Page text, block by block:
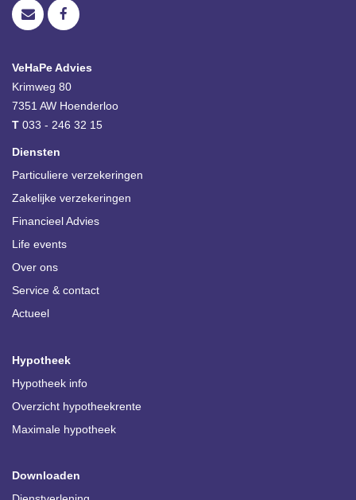
VeHaPe Advies
Krimweg 80
7351 AW Hoenderloo
T 033 - 246 32 15
Diensten
Particuliere verzekeringen
Zakelijke verzekeringen
Financieel Advies
Life events
Over ons
Service & contact
Actueel
Hypotheek
Hypotheek info
Overzicht hypotheekrente
Maximale hypotheek
Downloaden